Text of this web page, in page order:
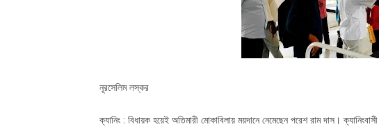
নূরসেলিম লস্কর
ক্যানিং : বিধায়ক হয়েই অতিমারী মোকাবিলায় ময়দানে নেমেছেন পরেশ রাম দাস।